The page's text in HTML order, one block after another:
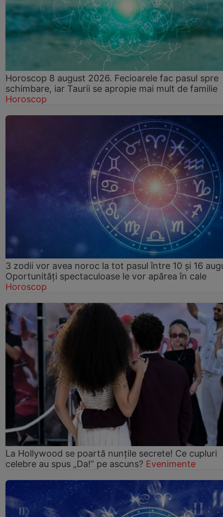
Horoscop 8 august 2026. Fecioarele fac pasul spre
schimbare, iar Taurii se apropie mai mult de familie
Horoscop
3 zodii vor avea noroc la tot pasul între 10 și 16
Oportunități spectaculoase le vor apărea în cale
Horoscop
La Hollywood se poartă nunțile secrete! Ce cupluri
celebre au spus „Da!” pe ascuns? Evenimente